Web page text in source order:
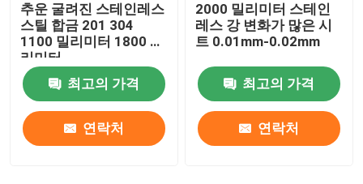
알루미늄 코일
알루미늄 플레이트 시트
알루미늄바
추운 굴려진 스테인레스
스틸 합금 201 304
1100 밀리미터 1800 밀
리미터
최고의 가격
연락처
2000 밀리미터 스테인
레스 강 변화가 많은 시
트 0.01mm-0.02mm
최고의 가격
연락처